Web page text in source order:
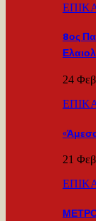
8ος
24
21
ΜΕΤΡΟ